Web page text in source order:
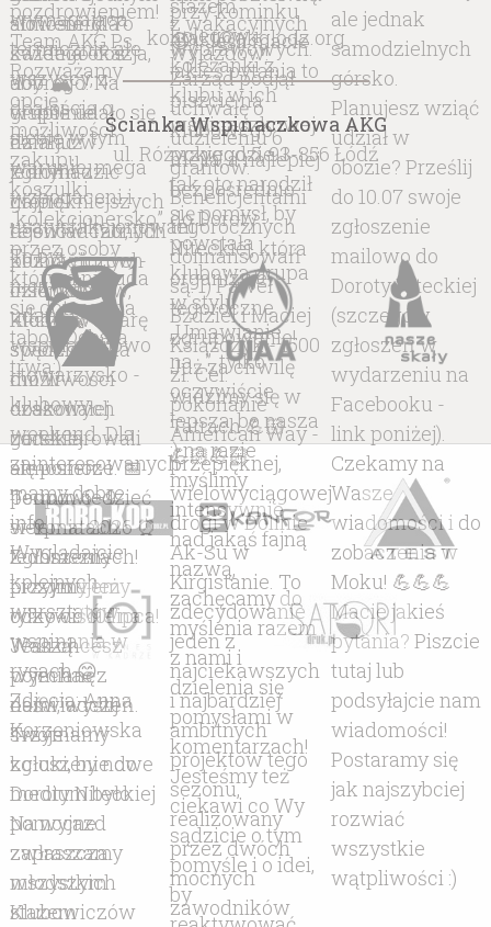
kontakt@akglodz.org
Ścianka Wspinaczkowa AKG
ul. Różyckiego 5, 93-856 Łódź